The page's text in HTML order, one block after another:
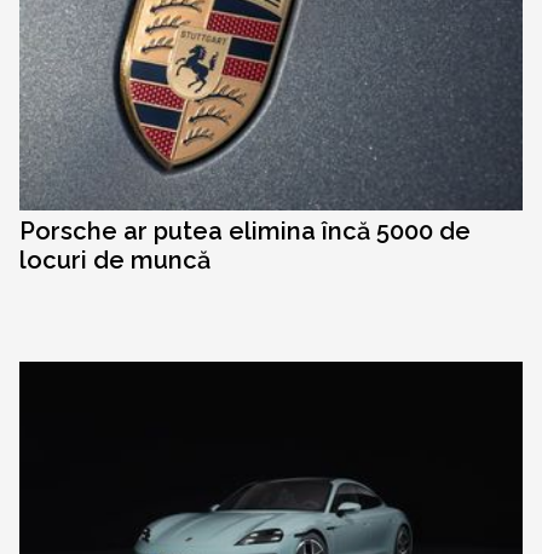
Porsche ar putea elimina încă 5000 de
locuri de muncă